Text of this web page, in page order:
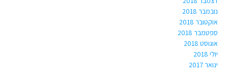
נובמבר 2018
אוקטובר 2018
ספטמבר 2018
אוגוסט 2018
יולי 2018
ינואר 2017